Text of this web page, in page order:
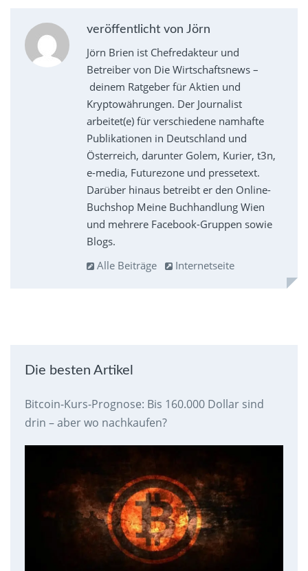
veröffentlicht von Jörn
Jörn Brien ist Chefredakteur und
Betreiber von Die Wirtschaftsnews –
deinem Ratgeber für Aktien und
Kryptowährungen. Der Journalist
arbeitet(e) für verschiedene namhafte
Publikationen in Deutschland und
Österreich, darunter Golem, Kurier, t3n,
e-media, Futurezone und pressetext.
Darüber hinaus betreibt er den Online-
Buchshop Meine Buchhandlung Wien
und mehrere Facebook-Gruppen sowie
Blogs.
Alle Beiträge
Internetseite
Die besten Artikel
Bitcoin-Kurs-Prognose: Bis 160.000 Dollar sind
drin – aber wo nachkaufen?